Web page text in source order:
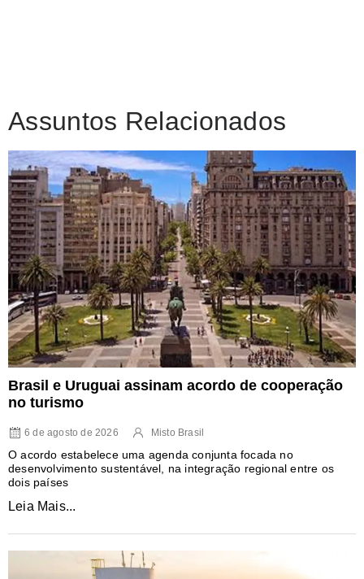
Assuntos Relacionados
Brasil e Uruguai assinam acordo de cooperação
no turismo
6 de agosto de 2026 Misto Brasil
O acordo estabelece uma agenda conjunta focada no
desenvolvimento sustentável, na integração regional entre os
dois países
Leia Mais...